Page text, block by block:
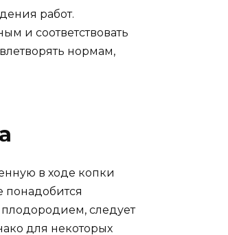
работ.
и соответствовать
нормам,
в ходе копки
понадобится
следует
для некоторых